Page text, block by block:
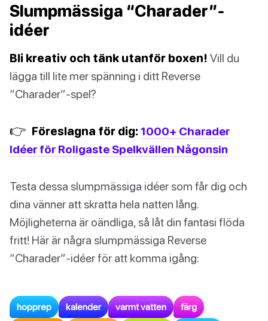
Slumpmässiga “Charader”-
idéer
Bli kreativ och tänk utanför boxen! Vill du
lägga till lite mer spänning i ditt Reverse
“Charader”-spel?
👉 Föreslagna för dig: 1000+ Charader
Idéer för Roligaste Spelkvällen Någonsin
Testa dessa slumpmässiga idéer som får dig och
dina vänner att skratta hela natten lång.
Möjligheterna är oändliga, så låt din fantasi flöda
fritt! Här är några slumpmässiga Reverse
“Charader”-idéer för att komma igång:
hopprep kalender varmt vatten färg